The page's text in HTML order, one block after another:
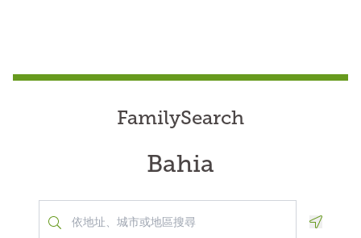
FamilySearch
Bahia